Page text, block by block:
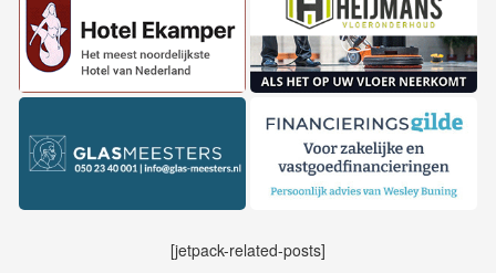
[jetpack-related-posts]